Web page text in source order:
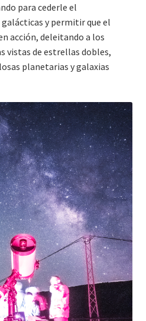
para cederle el
y permitir que el
acción, deleitando a los
vistas de estrellas dobles,
planetarias y galaxias